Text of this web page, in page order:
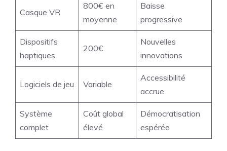
Casque VR
800€ en
moyenne
Baisse
progressive
Dispositifs
haptiques
200€
Nouvelles
innovations
Logiciels de jeu Variable
Accessibilité
accrue
Système
complet
Coût global
élevé
Démocratisation
espérée